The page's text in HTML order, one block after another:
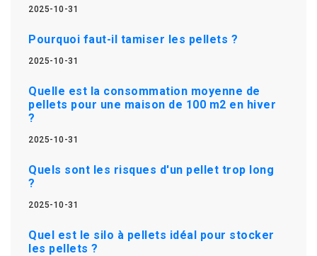
2025-10-31
Pourquoi faut-il tamiser les pellets ?
2025-10-31
Quelle est la consommation moyenne de
pellets pour une maison de 100 m2 en hiver
?
2025-10-31
Quels sont les risques d'un pellet trop long
?
2025-10-31
Quel est le silo à pellets idéal pour stocker
les pellets ?